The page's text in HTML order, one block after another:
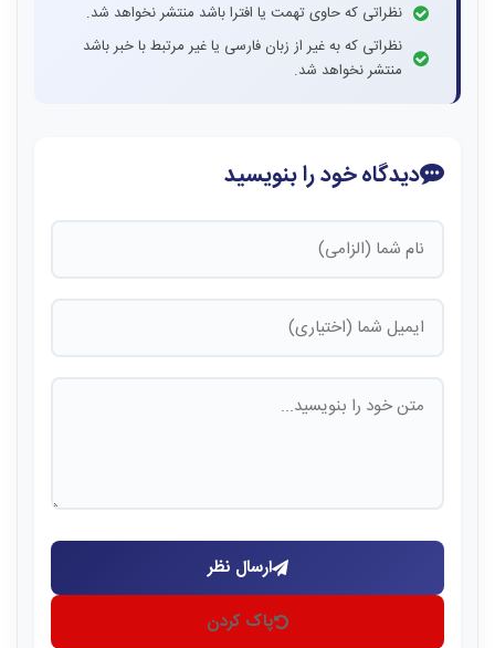
نظراتی که حاوی تهمت یا افترا باشد منتشر نخواهد شد.
نظراتی که به غیر از زبان فارسی یا غیر مرتبط با خبر باشد
منتشر نخواهد شد.
دیدگاه خود را بنویسید
ارسال نظر
پاک کردن